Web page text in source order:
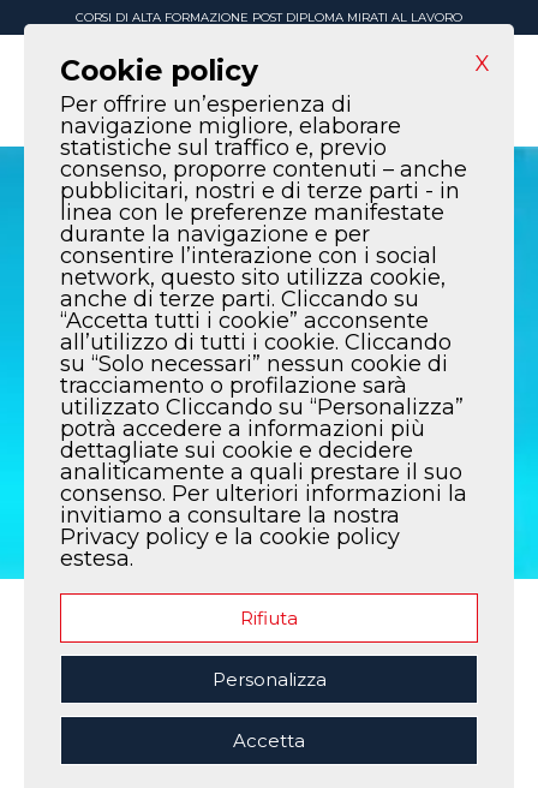
CORSI DI ALTA FORMAZIONE POST DIPLOMA MIRATI AL LAVORO
Oops!
Sembra che tu abbia perso la strada. Forse
X
Cookie policy
Per offrire un’esperienza di
navigazione migliore, elaborare
statistiche sul traffico e, previo
consenso, proporre contenuti – anche
pubblicitari, nostri e di terze parti - in
linea con le preferenze manifestate
durante la navigazione e per
consentire l’interazione con i social
network, questo sito utilizza cookie,
anche di terze parti. Cliccando su
“Accetta tutti i cookie” acconsente
all’utilizzo di tutti i cookie. Cliccando
su “Solo necessari” nessun cookie di
tracciamento o profilazione sarà
utilizzato Cliccando su “Personalizza”
potrà accedere a informazioni più
dettagliate sui cookie e decidere
analiticamente a quali prestare il suo
consenso. Per ulteriori informazioni la
invitiamo a consultare la nostra
Privacy policy e la cookie policy
estesa.
Rifiuta
Personalizza
Accetta